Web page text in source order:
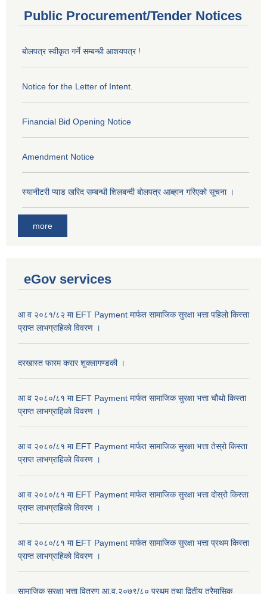
Public Procurement/Tender Notices
बोलपत्र स्वीकृत गर्ने सम्बन्धी आशयपत्र !
Notice for the Letter of Intent.
Financial Bid Opening Notice
Amendment Notice
स्यानीटरी प्याड खरिद सम्बन्धी शिलबन्दी बोलपत्र आब्हान गरिएको सूचना ।
more
eGov services
आ व २०८१/८२ मा EFT Payment मार्फत सामाजिक सुरक्षा भत्ता पहिलो किस्ता
प्राप्त लाभग्राहिकाे विवरण ।
दरखास्त फारम करार शुक्लागण्डकी ।
आ व २०८०/८१ मा EFT Payment मार्फत सामाजिक सुरक्षा भत्ता चौथो किस्ता
प्राप्त लाभग्राहिकाे विवरण ।
आ व २०८०/८१ मा EFT Payment मार्फत सामाजिक सुरक्षा भत्ता तेस्रो किस्ता
प्राप्त लाभग्राहिकाे विवरण ।
आ व २०८०/८१ मा EFT Payment मार्फत सामाजिक सुरक्षा भत्ता दोस्रो किस्ता
प्राप्त लाभग्राहिकाे विवरण ।
आ व २०८०/८१ मा EFT Payment मार्फत सामाजिक सुरक्षा भत्ता प्रथम किस्ता
प्राप्त लाभग्राहिकाे विवरण ।
सामाजिक सुरक्षा भत्ता वितरण आ.व.२०७९/८० प्रथम तथा द्वितीय त्रैमासिक